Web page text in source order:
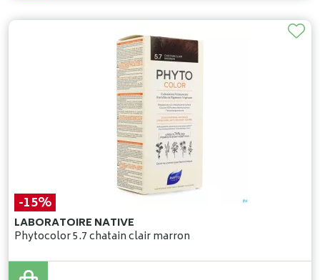
-15%
LABORATOIRE NATIVE
Phytocolor 5.7 chatain clair marron
15,90